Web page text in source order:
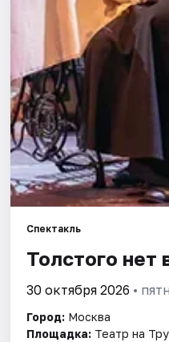
Артисты
Рейтинги
Спектакль
Толстого нет
30 октября 2026 •
Город: Москва
Площадка: Театр на